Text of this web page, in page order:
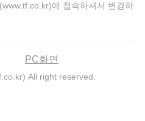
에 접속하셔서 변경하
PC화면
All right reserved.